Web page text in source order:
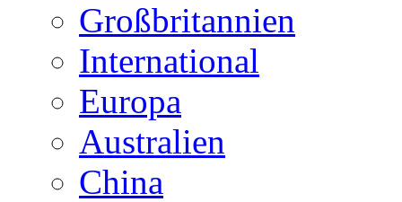
Großbritannien
International
Europa
Australien
China